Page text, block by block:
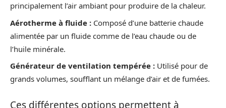
principalement l’air ambiant pour produire de la chaleur.
Aérotherme à fluide : Composé d’une batterie chaude
alimentée par un fluide comme de l’eau chaude ou de
l’huile minérale.
Générateur de ventilation tempérée : Utilisé pour de
grands volumes, soufflant un mélange d’air et de fumées.
Ces différentes options permettent à